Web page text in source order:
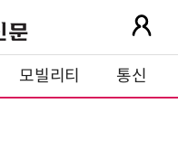
모빌리티 통신